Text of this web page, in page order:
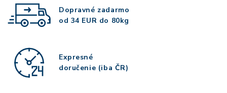
Dopravné zadarmo
od 34 EUR do 80kg
Expresné
doručenie (iba ČR)